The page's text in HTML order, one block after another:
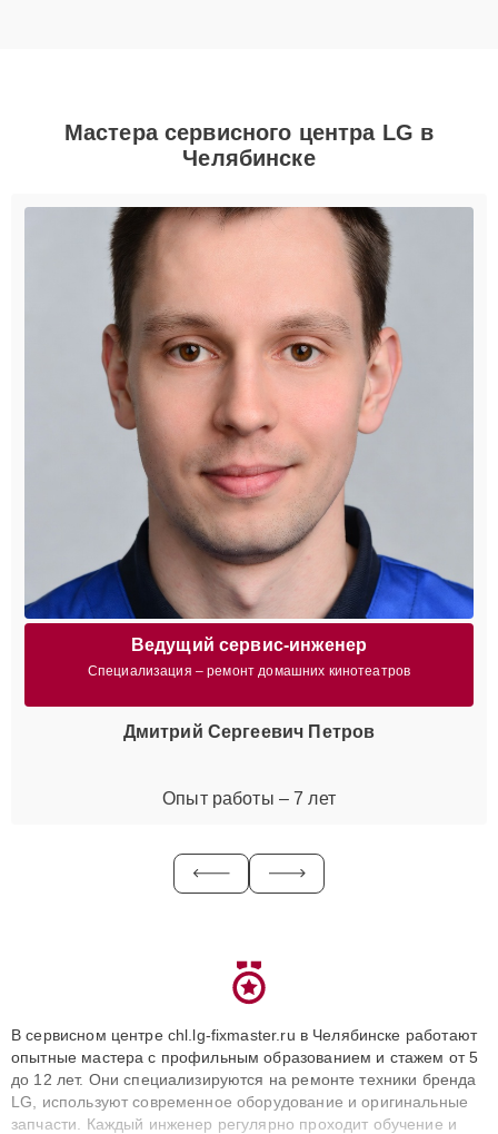
Мастера сервисного центра LG в
Челябинске
Ведущий сервис-инженер
Специализация – ремонт домашних кинотеатров
Дмитрий Сергеевич Петров
Опыт работы – 7 лет
В сервисном центре chl.lg-fixmaster.ru в Челябинске работают
опытные мастера с профильным образованием и стажем от 5
до 12 лет. Они специализируются на ремонте техники бренда
LG, используют современное оборудование и оригинальные
запчасти. Каждый инженер регулярно проходит обучение и